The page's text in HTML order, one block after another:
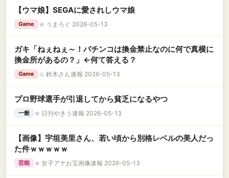
【ウマ娘】SEGAに愛されしウマ娘
Game ★ うまろぐ 2026-05-13
ガキ「ねぇねぇ～！パチンコは換金禁止なのに何で真横に
換金所があるの？」←何て答える？
Game ☆ 鈴木さん速報 2026-05-13
プロ野球選手が引退してから貧乏になるやつ
一般 ★ 日刊やきう速報 2026-05-13
【画像】宇垣美里さん、若い頃から別格レベルの美人だっ
た件ｗｗｗｗｗ
芸能 ★ 女子アナお宝画像速報 2026-05-13